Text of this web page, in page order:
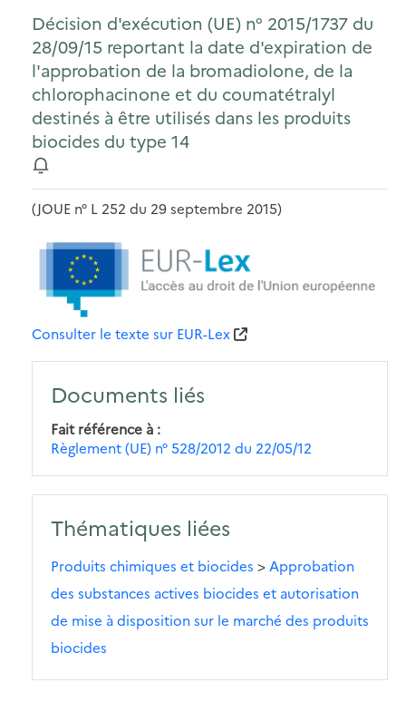
Décision d'exécution (UE) n° 2015/1737 du
28/09/15 reportant la date d'expiration de
l'approbation de la bromadiolone, de la
chlorophacinone et du coumatétralyl
destinés à être utilisés dans les produits
biocides du type 14
(JOUE n° L 252 du 29 septembre 2015)
Consulter le texte sur EUR-Lex
Documents liés
Fait référence à
Règlement (UE) n° 528/2012 du 22/05/12
Thématiques liées
Produits chimiques et biocides > Approbation
des substances actives biocides et autorisation
de mise à disposition sur le marché des produits
biocides